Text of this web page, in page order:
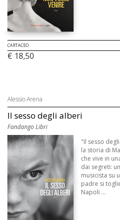
CARTACEO
€ 18,50
Alessio Arena
Il sesso degli alberi
Fandango Libri
"Il sesso
la storia di
che vive in
dai segreti:
musicista su
padre si
Napoli ...